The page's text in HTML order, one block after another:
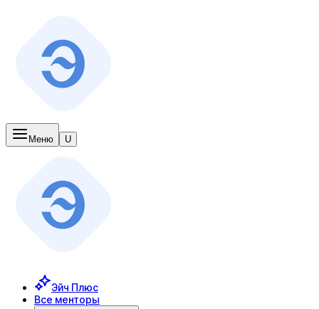
Меню U
Эйч Плюс
Все менторы